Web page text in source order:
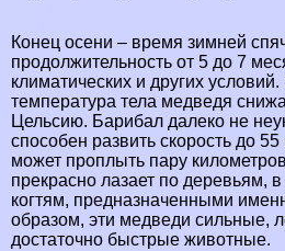
Конец осени – время зимней
продолжительность от 5 до 7
климатических и других
температура тела медведя
Цельсию. Барибал далеко не
способен развить скорость до
может проплыть пару
прекрасно лазает по деревьям,
когтям, предназначенными
образом, эти медведи сильные,
достаточно быстрые животные.